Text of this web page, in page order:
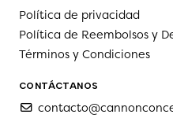
Política de privacidad
Política de Reembolsos y
Términos y Condiciones
CONTÁCTANOS